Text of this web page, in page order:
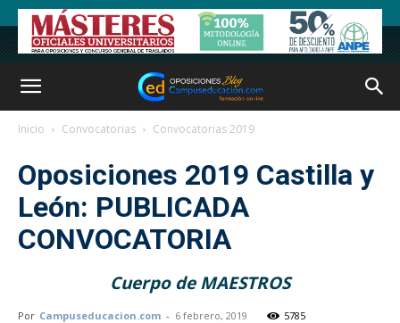
Inicio Convocatorias Convocatorias 2019
Oposiciones 2019 Castilla y
León: PUBLICADA
CONVOCATORIA
Cuerpo de MAESTROS
Por Campuseducacion.com - 6 febrero, 2019 5785